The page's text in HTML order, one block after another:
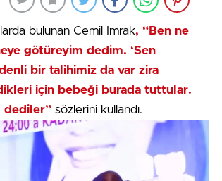
bulunan Cemil Imrak, “Ben ne
götüreyim dedim. ‘Sen
bir talihimiz da var zira
için bebeği burada tuttular.
dediler” sözlerini kullandı.